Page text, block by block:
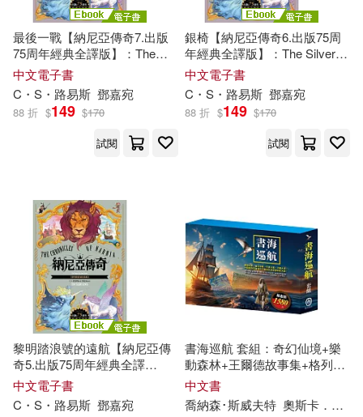
【英】柯南道爾 著(7)
吳燦銘(7) 帕斯卡．普雷沃(7)
楊金(7) 目川文化編輯小組(7)
詹姆斯．洛夫葛羅夫(7)
諸葛文(7)
阿卜杜勒拉扎克．古納(7)
陳潤(7) 音渭(7)
魯德亞德．吉卜林(7)
上海文藝出版社(33)
知識產權出版社(33)
吉林科學技術出版社(31)
堡壘文化(31) 明天出版社(31)
民族出版社(31)
海豚出版社(31)
最後一戰【納尼亞傳奇7.出版
75周年經典全譯版】：The
Last Battle (The Chronicles of
Narnia) (電子書)
中文電子書
C・S・ 路易斯 鄧嘉宛
88 折 $149 $170
試閱
銀椅【納尼亞傳奇6.出版75周
年經典全譯版】：The Silver
Chair (The Chronicles of
Narnia) (電子書)
中文電子書
C・S・ 路易斯 鄧嘉宛
88 折 $149 $170
試閱
黎明踏浪號的遠航【納尼亞傳
奇5.出版75周年經典全譯
版】：The Voyage of the
Dawn Treader (The Chronicles
of Narnia) (電子書)
中文電子書
C・S・ 路易斯 鄧嘉宛
書海巡航 套組：奇幻仙境+樂
動森林+王爾德故事集+格列佛
遊記
中文書
喬納森･斯威夫特 奧斯卡．王爾德